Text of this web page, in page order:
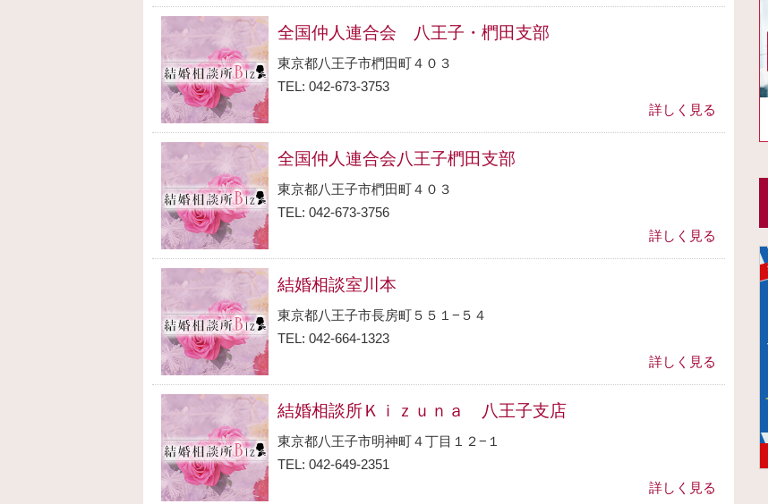
全国仲人連合会 八王子・椚田支部
東京都八王子市椚田町４０３
TEL: 042-673-3753
詳しく見る
全国仲人連合会八王子椚田支部
東京都八王子市椚田町４０３
TEL: 042-673-3756
詳しく見る
結婚相談室川本
東京都八王子市長房町５５１−５４
TEL: 042-664-1323
詳しく見る
結婚相談所Ｋｉｚｕｎａ 八王子支店
東京都八王子市明神町４丁目１２−１
TEL: 042-649-2351
詳しく見る